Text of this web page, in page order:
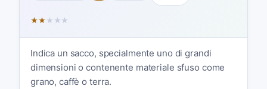
★★ ★ ★ ★
Indica un sacco, specialmente uno di grandi
dimensioni o contenente materiale sfuso come
grano, caffè o terra.